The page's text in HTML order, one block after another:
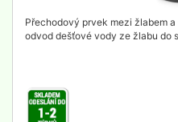
Přechodový prvek mezi žlabem
odvod dešťové vody ze žlabu do